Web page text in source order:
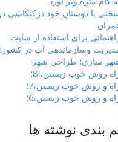
با دوستان خود درکنکاشی
برای استفاده از سایت
وسازماندهی آب در کشور؛
سازی؛ طراحی شهر:
روش خوب زیستن، 8؛
و روش خوب زیستن،7؛
و روش خوب زیستن،6؛
بندی نوشته ها